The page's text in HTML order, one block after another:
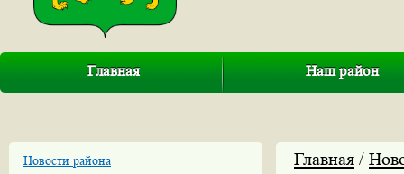
Главная Наш район
Новости района
Главная /